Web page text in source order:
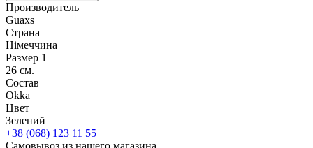
Производитель
Guaxs
Страна
Німеччина
Размер 1
26 см.
Состав
Okka
Цвет
Зелений
+38 (068) 123 11 55
Самовывоз из нашего магазина,